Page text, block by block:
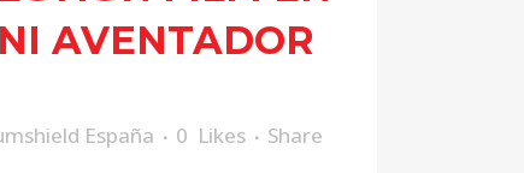
AVENTADOR
España 0 Likes
Share